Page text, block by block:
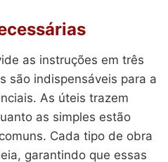
as instruções em três
são indispensáveis ​​para a
As úteis trazem
as simples estão
Cada tipo de obra
garantindo que essas